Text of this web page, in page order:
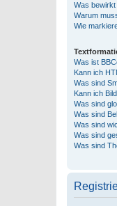
Was bewirkt
Warum
Wie
Was ist
Kann ich
Was sind
Kann ich
Was sind
Was sind
Was sind
Was sind
Was sind